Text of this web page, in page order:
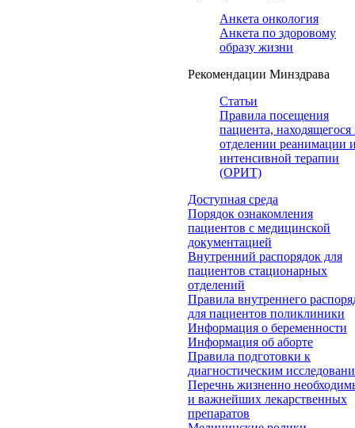
Анкета онкология
Анкета по здоровому
образу жизни
Рекомендации Минздрава
Статьи
Правила посещения
пациента, находящегося
отделении реанимации и
интенсивной терапии
(ОРИТ)
Доступная среда
Порядок ознакомления
пациентов с медицинской
документацией
Внутренний распорядок для
пациентов стационарных
отделений
Правила внутреннего
для пациентов поликлиники
Информация о беременности
Информация об аборте
Правила подготовки к
диагностическим
Перечнь жизненно
и важнейших лекарственных
препаратов